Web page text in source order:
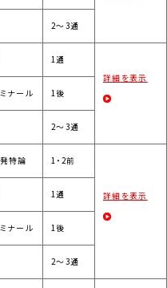
2～3通
1通
詳細を表示
ナール
1後
2～3通
特論 1・2前
詳細を表示
1通
ナール 1後
2～3通